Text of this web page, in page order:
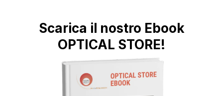
Scarica il nostro Ebook
OPTICAL STORE!